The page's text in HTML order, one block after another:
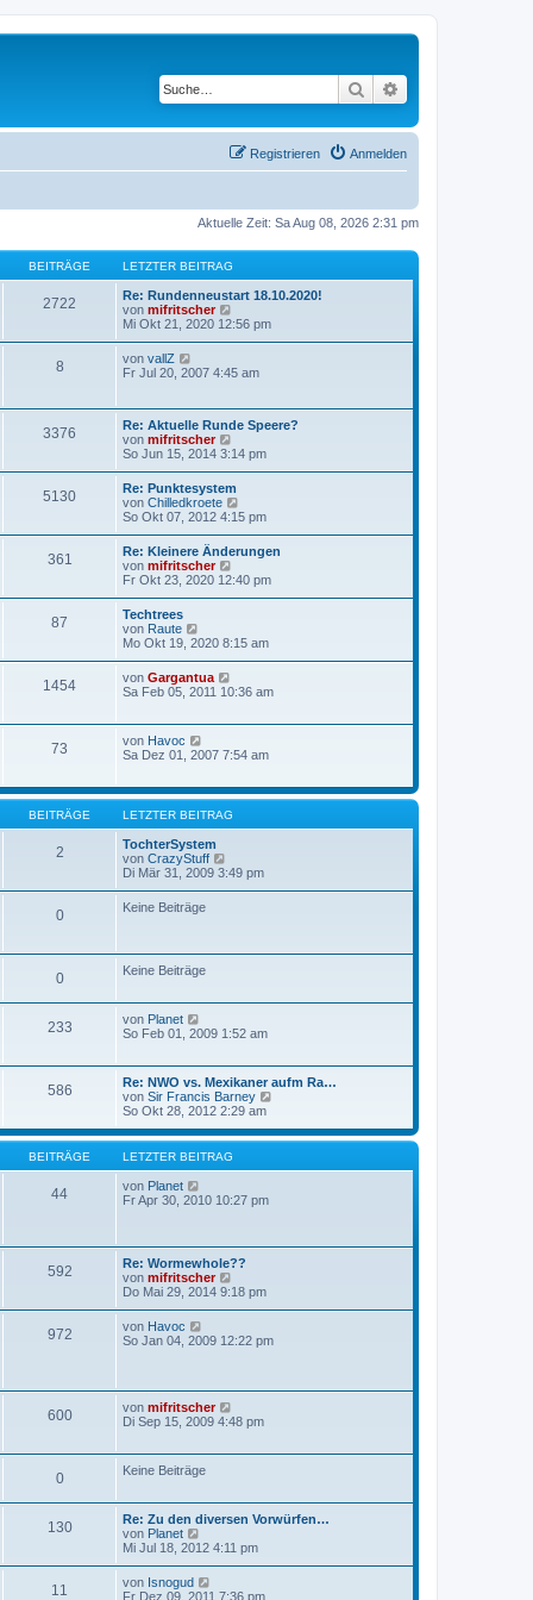
Suche
Anmelden
Registrieren
Aktuelle Zeit: Sa Aug 08, 2026 2:31 pm
BEITRÄGE LETZTER BEITRAG
2722
Re: Rundenneustart 18.10.2020!
von mifritscher
e
s
t
r
B
i
a
g
Mi Okt 21, 2020 12:56 pm
8 von vallZ
e
s
t
e
r
B
e
i
t
g
Fr Jul 20, 2007 4:45 am
3376
Re: Aktuelle Runde Speere?
von mifritscher
e
s
t
e
r
B
i
t
g
So Jun 15, 2014 3:14 pm
5130
Re: Punktesystem
von Chilledkroete
e
s
t
e
r
i
t
a
g
So Okt 07, 2012 4:15 pm
361
Re: Kleinere Änderungen
von mifritscher
e
t
e
r
e
t
a
g
Fr Okt 23, 2020 12:40 pm
87
Techtrees
von Raute
e
s
t
r
B
e
t
r
a
g
Mo Okt 19, 2020 8:15 am
1454 von Gargantua
e
t
e
B
e
i
t
g
Sa Feb 05, 2011 10:36 am
73 von Havoc
e
s
t
r
B
e
i
t
r
Sa Dez 01, 2007 7:54 am
BEITRÄGE LETZTER BEITRAG
2
TochterSystem
von CrazyStuff
e
r
i
r
a
Di Mär 31, 2009 3:49 pm
0 Keine Beiträge
0 Keine Beiträge
233 von Planet
e
s
t
e
r
B
e
i
t
a
So Feb 01, 2009 1:52 am
586
Re: NWO vs. Mexikaner aufm Ra…
von Sir Francis Barney
e
t
So Okt 28, 2012 2:29 am
BEITRÄGE LETZTER BEITRAG
44 von Planet
e
t
e
r
B
e
i
t
Fr Apr 30, 2010 10:27 pm
592
Re: Wormewhole??
von mifritscher
e
s
t
B
i
Do Mai 29, 2014 9:18 pm
972 von Havoc
e
t
e
r
e
i
g
So Jan 04, 2009 12:22 pm
600 von mifritscher
e
r
B
i
t
a
Di Sep 15, 2009 4:48 pm
0 Keine Beiträge
130
Re: Zu den diversen Vorwürfen…
von Planet
e
e
s
Mi Jul 18, 2012 4:11 pm
11 von Isnogud
e
Fr Dez 09, 2011 7:36 pm